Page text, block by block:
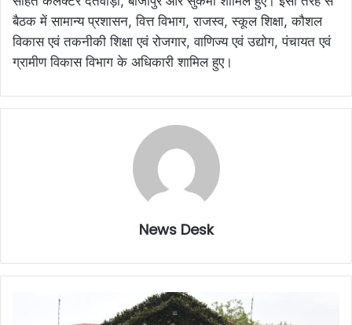
बैठक में सामान्य प्रशासन, वित्त विभाग, राजस्व, स्कूल शिक्षा, कौशल
विकास एवं तकनीकी शिक्षा एवं रोजगार, वाणिज्य एवं उद्योग, पंचायत एवं
ग्रामीण विकास विभाग के अधिकारी शामिल हुए।
News Desk